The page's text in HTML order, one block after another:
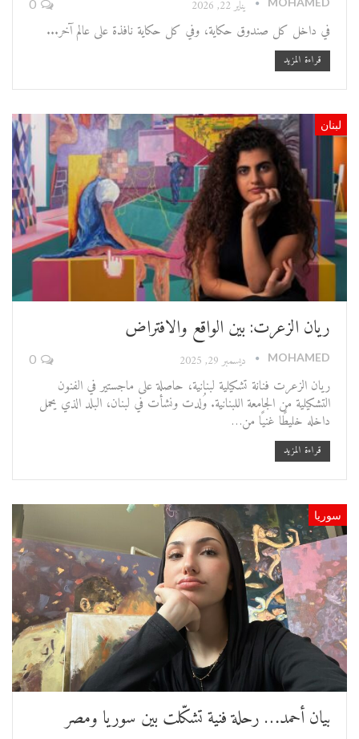
يناير 22, 2026
في داخل كل صندوق حكاية، وفي كل حكاية نافذة على عالم آخر...
قراءة المزيد
لبنان
ريان الزعرت: بين الواقع والافتراض
MOHAMED ديسمبر 29, 2025
ريان الزعرت فنانة تشكيلية لبنانية، حاصلة على ماجستير في الفنون
التشكيلية من الجامعة اللبنانية. وُلدت ونشأت في لبنان، البلد الذي يحمل
داخله خليطًا غنيًا من…
قراءة المزيد
سوريا
بيان أحمد… رحلة فنية تشكّلت بين سوريا ومصر